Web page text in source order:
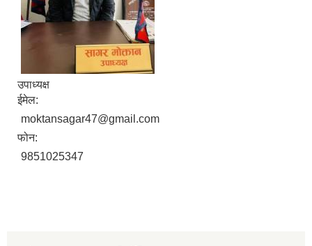
उपाध्यक्ष
ईमेल:
moktansagar47@gmail.com
फोन:
9851025347